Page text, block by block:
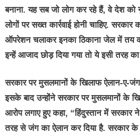
बनाना. यह सब जो लोग कर रहे हैं, वे देश को
लोगों पर सख्त कार्रवाई होनी चाहिए.
ऑपरेशन चलाकर इनका ठिकाना जेल में तय
इन्हें आजाद छोड़ दिया गया तो ये इसी तरह
सरकार पर मुसलमानों के खिलाफ ऐलान-ए-
इसके बाद उन्होंने सरकार पर मुसलमानों के
आरोप लगाए हुए कहा, “हिंदुस्तान में
तरह से जंग का ऐलान कर दिया है. सरकार